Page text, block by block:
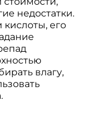
недостатки.
его
влагу,